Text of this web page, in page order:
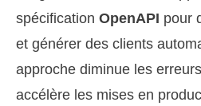
spécification OpenAPI pour
et générer des clients
approche diminue les
accélère les mises en